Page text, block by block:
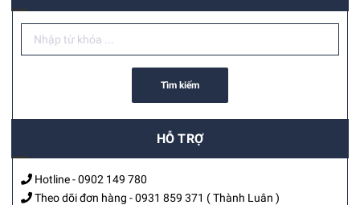
Tìm kiếm
HỖ TRỢ
Hotline -0902 149 780
Theo dõi đơn hàng -0931 859 371 ( Thành Luân )